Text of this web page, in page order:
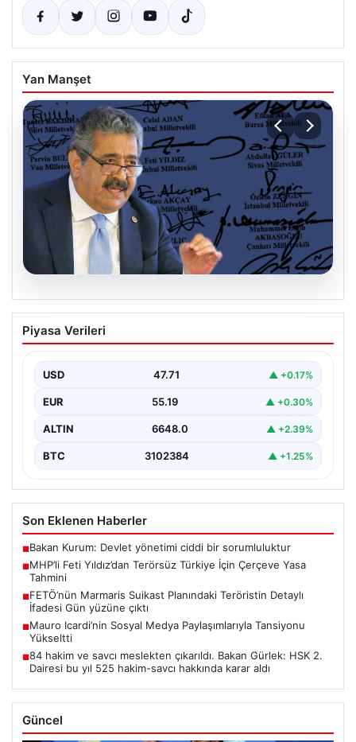
Yan Manşet
06.08.2026
MHP’li Feti Yıldız’dan Terörsüz Türkiye
İçin Çerçeve Yasa Tahmini
Yardımcısı Feti Yıldız, uzun süredir üzerinde çalışılan
ve…
Piyasa Verileri
USD 47.71 ▲ +0.17%
EUR 55.19 ▲ +0.30%
ALTIN 6648.0 ▲ +2.39%
BTC 3102384 ▲ +1.25%
Son Eklenen Haberler
■Bakan Kurum: Devlet yönetimi ciddi bir sorumluluktur
■MHP’li Feti Yıldız’dan Terörsüz Türkiye İçin Çerçeve Yasa
Tahmini
■FETÖ’nün Marmaris Suikast Planındaki Teröristin Detaylı
İfadesi Gün yüzüne çıktı
■Mauro Icardi’nin Sosyal Medya Paylaşımlarıyla Tansiyonu
Yükseltti
■84 hakim ve savcı meslekten çıkarıldı. Bakan Gürlek: HSK 2.
Dairesi bu yıl 525 hakim-savcı hakkında karar aldı
Güncel